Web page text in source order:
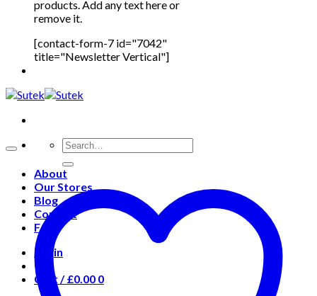
products. Add any text here or
remove it.
[contact-form-7 id="7042"
title="Newsletter Vertical"]
About
Our Stores
Blog
Contact
FAQ
Login
Cart /£0.00 0